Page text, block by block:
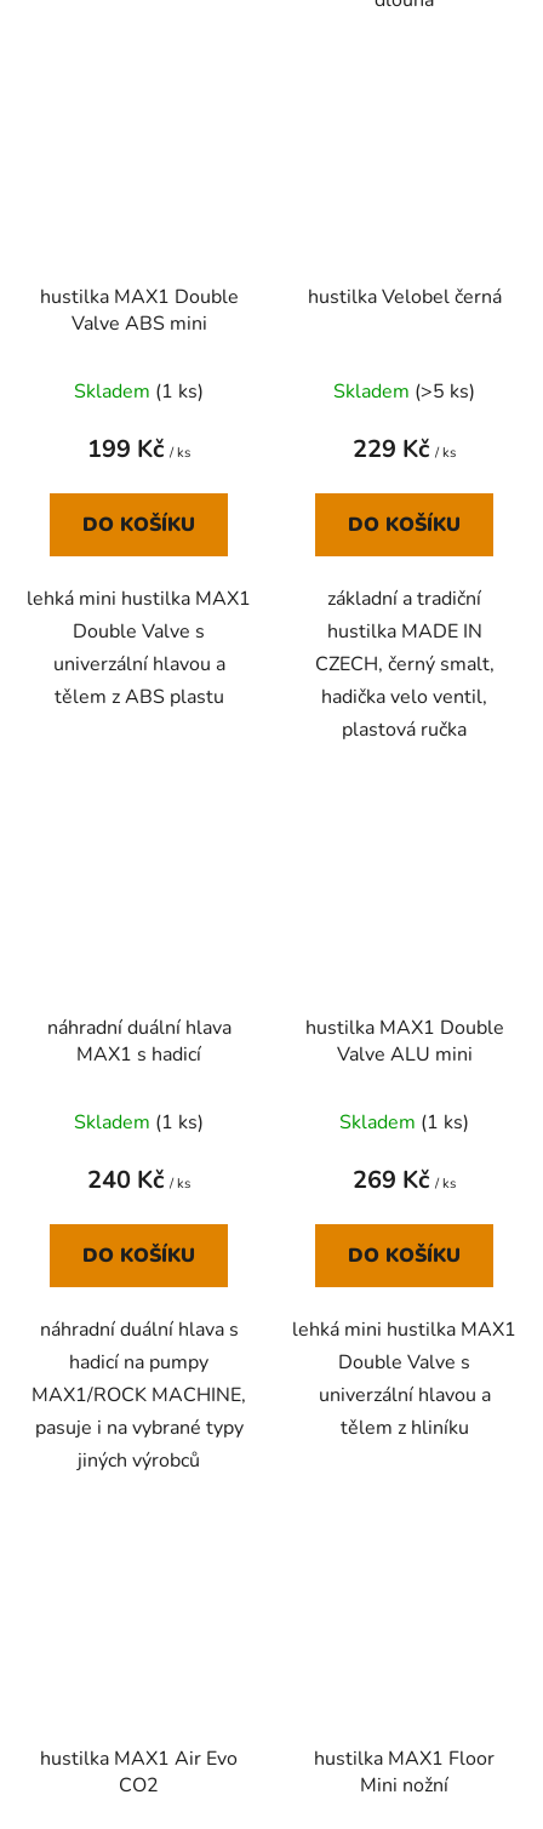
hustilka MAX1 Double
Valve ABS mini
Skladem (1 ks)
199 Kč / ks
DO KOŠÍKU
lehká mini hustilka MAX1
Double Valve s
univerzální hlavou a
tělem z ABS plastu
hustilka Velobel černá
Skladem (>5 ks)
229 Kč / ks
DO KOŠÍKU
základní a tradiční
hustilka MADE IN
CZECH, černý smalt,
hadička velo ventil,
plastová ručka
náhradní duální hlava
MAX1 s hadicí
Skladem (1 ks)
240 Kč / ks
DO KOŠÍKU
náhradní duální hlava s
hadicí na pumpy
MAX1/ROCK MACHINE,
pasuje i na vybrané typy
jiných výrobců
hustilka MAX1 Double
Valve ALU mini
Skladem (1 ks)
269 Kč / ks
DO KOŠÍKU
lehká mini hustilka MAX1
Double Valve s
univerzální hlavou a
tělem z hliníku
hustilka MAX1 Air Evo
CO2
hustilka MAX1 Floor
Mini nožní